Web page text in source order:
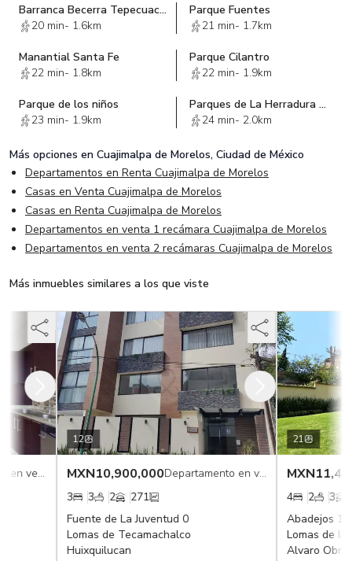
Barranca Becerra Tepecuache Sección La Loma
20 min- 1.6km
Parque Fuentes
21 min- 1.7km
Manantial Santa Fe
22 min- 1.8km
Parque Cilantro
22 min- 1.9km
Parque de los niños
23 min- 1.9km
Parques de La Herradura Huixquilucan Edo Mex
24 min- 2.0km
Más opciones en Cuajimalpa de Morelos, Ciudad de México
Departamentos en Renta Cuajimalpa de Morelos
Casas en Venta Cuajimalpa de Morelos
Casas en Renta Cuajimalpa de Morelos
Departamentos en venta 1 recámara Cuajimalpa de Morelos
Departamentos en venta 2 recámaras Cuajimalpa de Morelos
Más inmuebles similares a los que viste
Departamento en venta
12
MXN10,900,000
Departamento en venta
3 2
271
Fuente de La Juventud 0
Lomas de Tecamachalco
Huixquilucan
21
MXN
2 3
Abadejos 100
Lomas de las
Alvaro